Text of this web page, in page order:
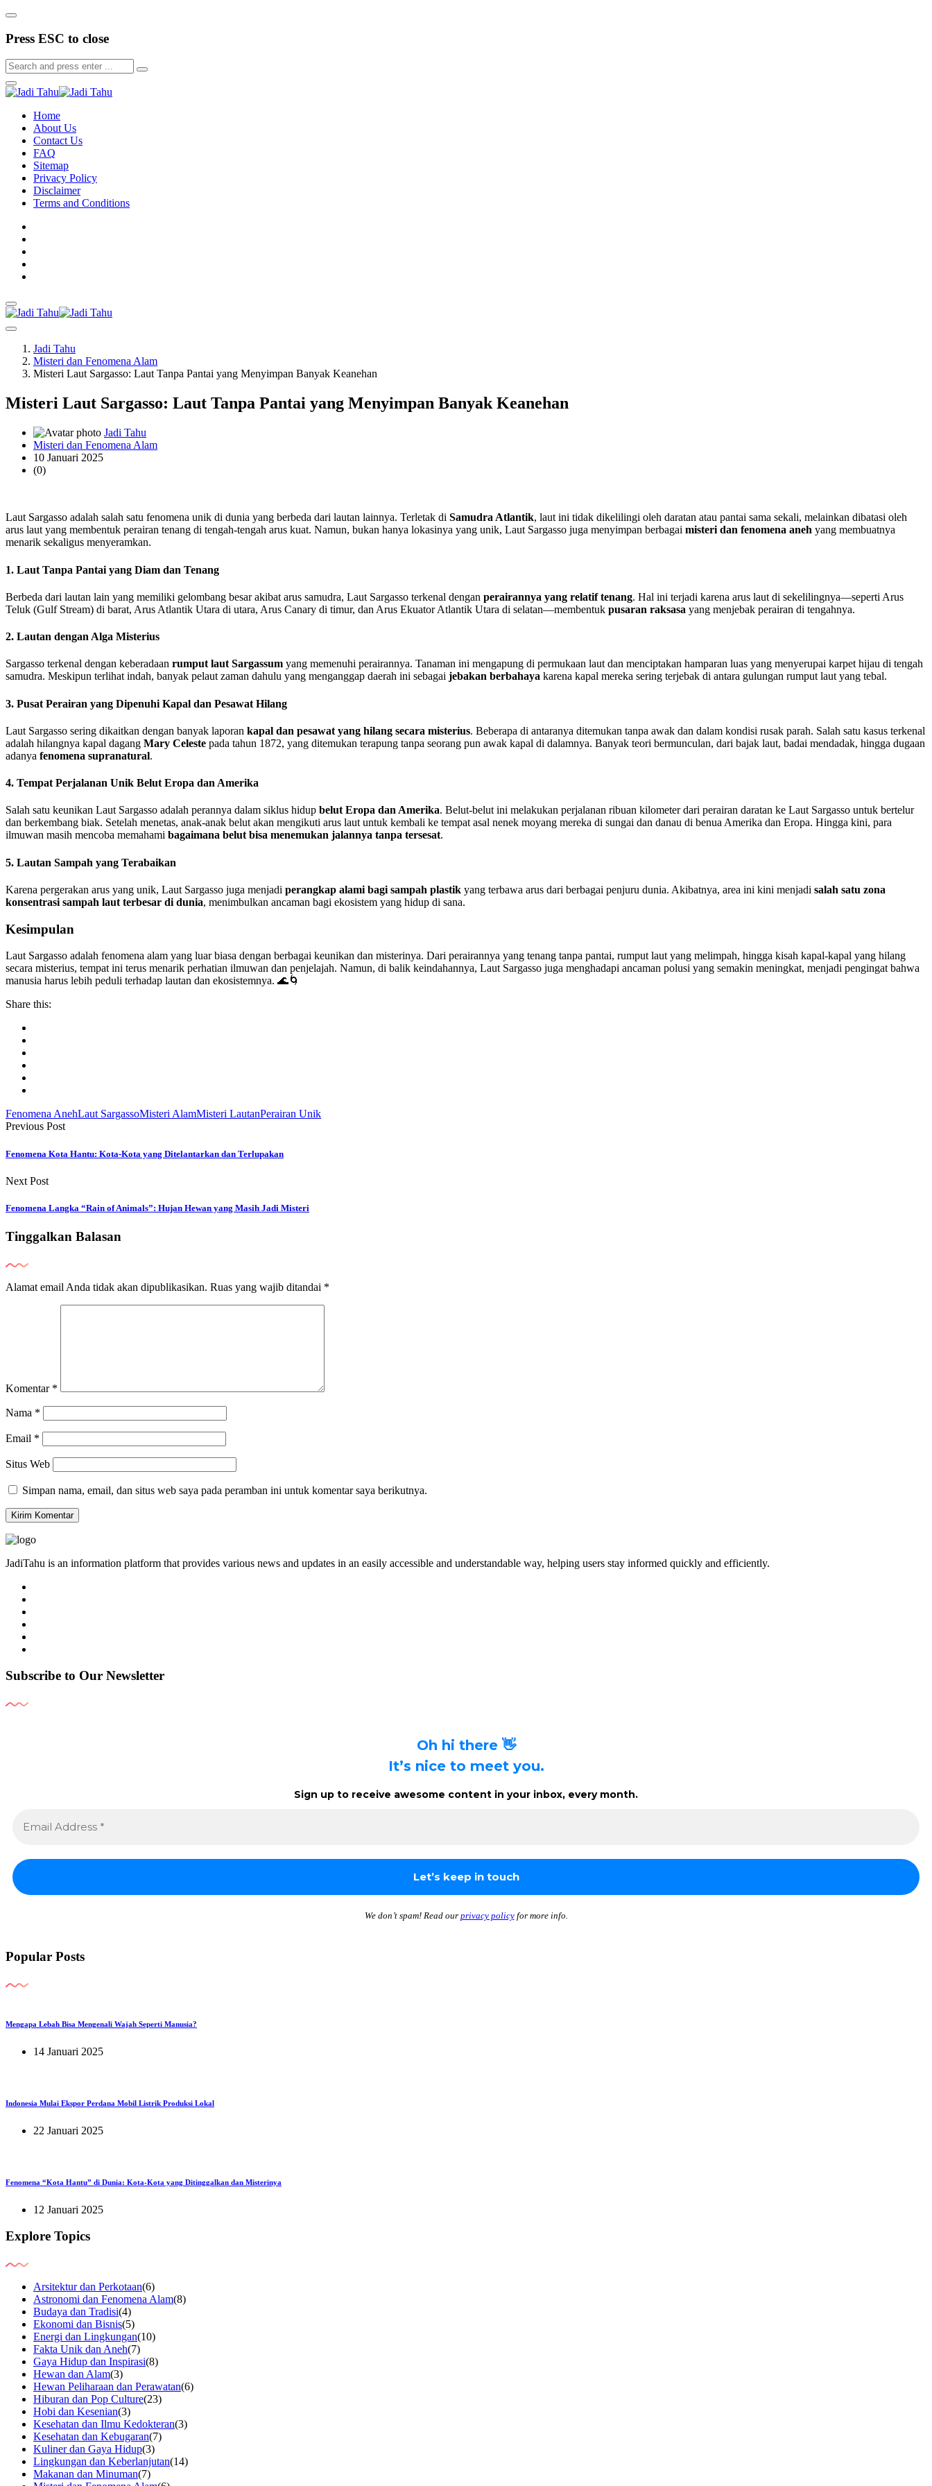
Press ESC to close
Home
About Us
Contact Us
FAQ
Sitemap
Privacy Policy
Disclaimer
Terms and Conditions
Jadi Tahu
Misteri dan Fenomena Alam
Misteri Laut Sargasso: Laut Tanpa Pantai yang Menyimpan Banyak Keanehan
Misteri Laut Sargasso: Laut Tanpa Pantai yang Menyimpan Banyak Keanehan
Jadi Tahu
Misteri dan Fenomena Alam
10 Januari 2025
(0)
Laut Sargasso adalah salah satu fenomena unik di dunia yang berbeda dari lautan lainnya. Terletak di Samudra Atlantik, laut ini tidak dikelilingi oleh daratan atau pantai sama sekali, melainkan dibatasi oleh
arus laut yang membentuk perairan tenang di tengah-tengah arus kuat. Namun, bukan hanya lokasinya yang unik, Laut Sargasso juga menyimpan berbagai misteri dan fenomena aneh yang membuatnya
menarik sekaligus menyeramkan.
1. Laut Tanpa Pantai yang Diam dan Tenang
Berbeda dari lautan lain yang memiliki gelombang besar akibat arus samudra, Laut Sargasso terkenal dengan perairannya yang relatif tenang. Hal ini terjadi karena arus laut di sekelilingnya—seperti Arus
Teluk (Gulf Stream) di barat, Arus Atlantik Utara di utara, Arus Canary di timur, dan Arus Ekuator Atlantik Utara di selatan—membentuk pusaran raksasa yang menjebak perairan di tengahnya.
2. Lautan dengan Alga Misterius
Sargasso terkenal dengan keberadaan rumput laut Sargassum yang memenuhi perairannya. Tanaman ini mengapung di permukaan laut dan menciptakan hamparan luas yang menyerupai karpet hijau di tengah
samudra. Meskipun terlihat indah, banyak pelaut zaman dahulu yang menganggap daerah ini sebagai jebakan berbahaya karena kapal mereka sering terjebak di antara gulungan rumput laut yang tebal.
3. Pusat Perairan yang Dipenuhi Kapal dan Pesawat Hilang
Laut Sargasso sering dikaitkan dengan banyak laporan kapal dan pesawat yang hilang secara misterius. Beberapa di antaranya ditemukan tanpa awak dan dalam kondisi rusak parah. Salah satu kasus terkenal
adalah hilangnya kapal dagang Mary Celeste pada tahun 1872, yang ditemukan terapung tanpa seorang pun awak kapal di dalamnya. Banyak teori bermunculan, dari bajak laut, badai mendadak, hingga dugaan
adanya fenomena supranatural.
4. Tempat Perjalanan Unik Belut Eropa dan Amerika
Salah satu keunikan Laut Sargasso adalah perannya dalam siklus hidup belut Eropa dan Amerika. Belut-belut ini melakukan perjalanan ribuan kilometer dari perairan daratan ke Laut Sargasso untuk bertelur
dan berkembang biak. Setelah menetas, anak-anak belut akan mengikuti arus laut untuk kembali ke tempat asal nenek moyang mereka di sungai dan danau di benua Amerika dan Eropa. Hingga kini, para
ilmuwan masih mencoba memahami bagaimana belut bisa menemukan jalannya tanpa tersesat.
5. Lautan Sampah yang Terabaikan
Karena pergerakan arus yang unik, Laut Sargasso juga menjadi perangkap alami bagi sampah plastik yang terbawa arus dari berbagai penjuru dunia. Akibatnya, area ini kini menjadi salah satu zona
konsentrasi sampah laut terbesar di dunia, menimbulkan ancaman bagi ekosistem yang hidup di sana.
Kesimpulan
Laut Sargasso adalah fenomena alam yang luar biasa dengan berbagai keunikan dan misterinya. Dari perairannya yang tenang tanpa pantai, rumput laut yang melimpah, hingga kisah kapal-kapal yang hilang
secara misterius, tempat ini terus menarik perhatian ilmuwan dan penjelajah. Namun, di balik keindahannya, Laut Sargasso juga menghadapi ancaman polusi yang semakin meningkat, menjadi pengingat bahwa
manusia harus lebih peduli terhadap lautan dan ekosistemnya. 🌊🌀
Share this:
Fenomena AnehLaut SargassoMisteri AlamMisteri LautanPerairan Unik
Previous Post
Fenomena Kota Hantu: Kota-Kota yang Ditelantarkan dan Terlupakan
Next Post
Fenomena Langka “Rain of Animals”: Hujan Hewan yang Masih Jadi Misteri
Tinggalkan Balasan
Alamat email Anda tidak akan dipublikasikan. Ruas yang wajib ditandai *
Komentar *
Nama *
Email *
Situs Web
Simpan nama, email, dan situs web saya pada peramban ini untuk komentar saya berikutnya.
JadiTahu is an information platform that provides various news and updates in an easily accessible and understandable way, helping users stay informed quickly and efficiently.
Subscribe to Our Newsletter
Oh hi there 👋
It’s nice to meet you.
Sign up to receive awesome content in your inbox, every month.
We don’t spam! Read our privacy policyfor more info.
Popular Posts
Mengapa Lebah Bisa Mengenali Wajah Seperti Manusia?
14 Januari 2025
Indonesia Mulai Ekspor Perdana Mobil Listrik Produksi Lokal
22 Januari 2025
Fenomena “Kota Hantu” di Dunia: Kota-Kota yang Ditinggalkan dan Misterinya
12 Januari 2025
Explore Topics
Arsitektur dan Perkotaan(6)
Astronomi dan Fenomena Alam(8)
Budaya dan Tradisi(4)
Ekonomi dan Bisnis(5)
Energi dan Lingkungan(10)
Fakta Unik dan Aneh(7)
Gaya Hidup dan Inspirasi(8)
Hewan dan Alam(3)
Hewan Peliharaan dan Perawatan(6)
Hiburan dan Pop Culture(23)
Hobi dan Kesenian(3)
Kesehatan dan Ilmu Kedokteran(3)
Kesehatan dan Kebugaran(7)
Kuliner dan Gaya Hidup(3)
Lingkungan dan Keberlanjutan(14)
Makanan dan Minuman(7)